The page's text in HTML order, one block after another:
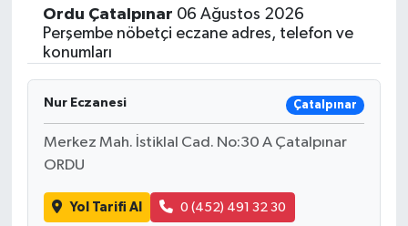
Ordu Çatalpınar 06 Ağustos 2026
Perşembe nöbetçi eczane adres, telefon ve
konumları
Nur Eczanesi Çatalpınar
Merkez Mah. İstiklal Cad. No:30 A Çatalpınar
ORDU
Yol Tarifi Al 0 (452) 491 32 30
ÇEVRE
Dış Haberler
Dünya
EĞİTİM
EKONOMİ